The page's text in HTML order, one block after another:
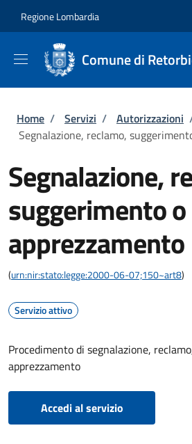
Regione Lombardia
Comune di
Briciole di pane
Home / Servizi / Autorizzazioni
Segnalazione, reclamo,
Segnalazione,
suggerimento o
apprezzamento
(urn:nir:stato:legge:2000-06-07;150~art8)
Servizio attivo
Procedimento di segnalazione,
apprezzamento
Accedi al servizio